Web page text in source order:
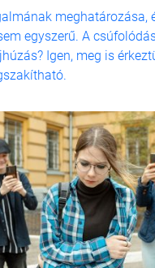
meghatározása,
egyszerű. A
Igen, meg is